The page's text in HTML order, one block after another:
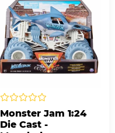
Monster Jam 1:24
Die Cast -